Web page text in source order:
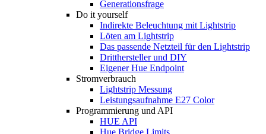
Generationsfrage
Do it yourself
Indirekte Beleuchtung mit Lightstrip
Löten am Lightstrip
Das passende Netzteil für den Lightstrip
Dritthersteller und DIY
Eigener Hue Endpoint
Stromverbrauch
Lightstrip Messung
Leistungsaufnahme E27 Color
Programmierung und API
HUE API
Hue Bridge Limits